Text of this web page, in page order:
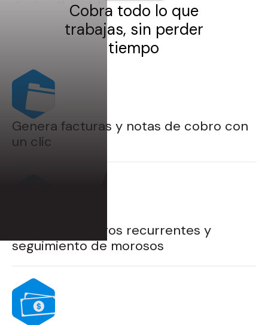
Cobra todo lo que
trabajas, sin perder
tiempo
Genera facturas y notas de cobro con
un clic
Automatiza pagos recurrentes y
seguimiento de morosos